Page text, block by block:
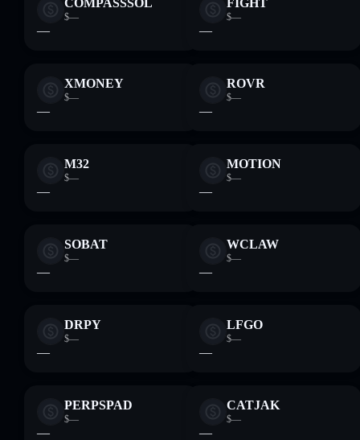
COMPASSSOL
$—
—
FIGHT
$—
—
XMONEY
$—
—
ROVR
$—
—
M32
$—
—
MOTION
$—
—
SOBAT
$—
—
WCLAW
$—
—
DRPY
$—
—
LFGO
$—
—
PERPSPAD
$—
—
CATJAK
$—
—